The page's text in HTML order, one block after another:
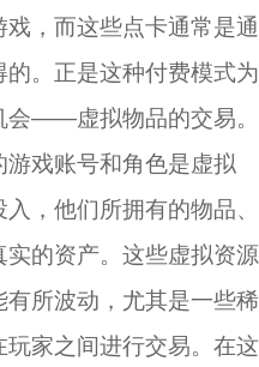
，而这些点卡通常是通
。正是这种付费模式为
会——虚拟物品的交易。
戏账号和角色是虚拟
，他们所拥有的物品、
的资产。这些虚拟资源
所波动，尤其是一些稀
家之间进行交易。在这